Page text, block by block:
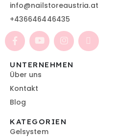
info@nailstoreaustria.at
+436646446435
UNTERNEHMEN
Über uns
Kontakt
Blog
KATEGORIEN
Gelsystem